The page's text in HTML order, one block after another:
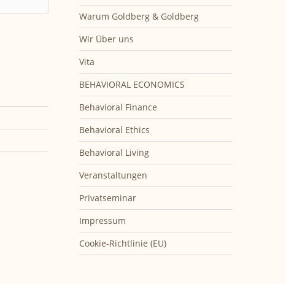
Warum Goldberg & Goldberg
Wir Über uns
Vita
BEHAVIORAL ECONOMICS
Behavioral Finance
Behavioral Ethics
Behavioral Living
Veranstaltungen
Privatseminar
Impressum
Cookie-Richtlinie (EU)